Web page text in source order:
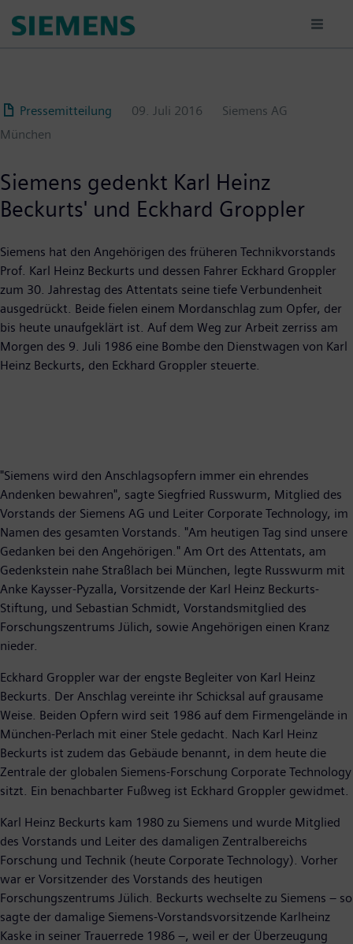
para
Pressemitteilung
09. Juli 2016
Siemens AG
München
Siemens gedenkt Karl Heinz
Beckurts' und Eckhard Groppler
Siemens hat den Angehörigen des früheren Technikvorstands
Prof. Karl Heinz Beckurts und dessen Fahrer Eckhard Groppler
zum 30. Jahrestag des Attentats seine tiefe Verbundenheit
ausgedrückt. Beide fielen einem Mordanschlag zum Opfer, der
bis heute unaufgeklärt ist. Auf dem Weg zur Arbeit zerriss am
Morgen des 9. Juli 1986 eine Bombe den Dienstwagen von Karl
Heinz Beckurts, den Eckhard Groppler steuerte.
"Siemens wird den Anschlagsopfern immer ein ehrendes
Andenken bewahren", sagte Siegfried Russwurm, Mitglied des
Vorstands der Siemens AG und Leiter Corporate Technology, im
Namen des gesamten Vorstands. "Am heutigen Tag sind unsere
Gedanken bei den Angehörigen." Am Ort des Attentats, am
Gedenkstein nahe Straßlach bei München, legte Russwurm mit
Anke Kaysser-Pyzalla, Vorsitzende der Karl Heinz Beckurts-
Stiftung, und Sebastian Schmidt, Vorstandsmitglied des
Forschungszentrums Jülich, sowie Angehörigen einen Kranz
nieder.
Eckhard Groppler war der engste Begleiter von Karl Heinz
Beckurts. Der Anschlag vereinte ihr Schicksal auf grausame
Weise. Beiden Opfern wird seit 1986 auf dem Firmengelände in
München-Perlach mit einer Stele gedacht. Nach Karl Heinz
Beckurts ist zudem das Gebäude benannt, in dem heute die
Zentrale der globalen Siemens-Forschung Corporate Technology
sitzt. Ein benachbarter Fußweg ist Eckhard Groppler gewidmet.
Karl Heinz Beckurts kam 1980 zu Siemens und wurde Mitglied
des Vorstands und Leiter des damaligen Zentralbereichs
Forschung und Technik (heute Corporate Technology). Vorher
war er Vorsitzender des Vorstands des heutigen
Forschungszentrums Jülich. Beckurts wechselte zu Siemens – so
sagte der damalige Siemens-Vorstandsvorsitzende Karlheinz
Kaske in seiner Trauerrede 1986 –, weil er der Überzeugung